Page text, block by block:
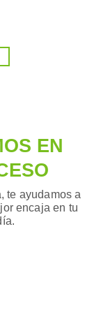
EN
te ayudamos a
encaja en tu